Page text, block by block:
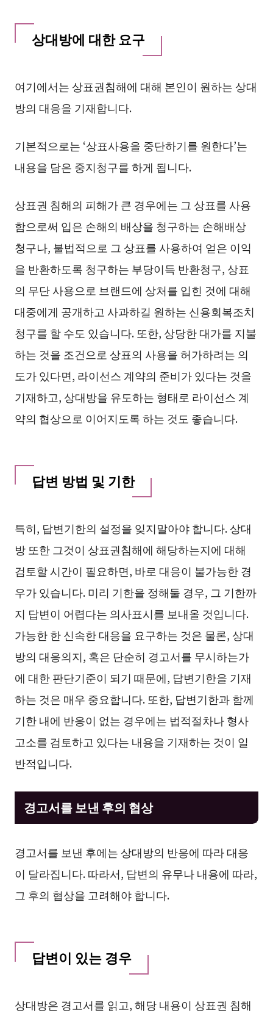
상대방에 대한 요구
여기에서는 상표권침해에 대해 본인이 원하는 상대
방의 대응을 기재합니다.
기본적으로는 ‘상표사용을 중단하기를 원한다’는
내용을 담은 중지청구를 하게 됩니다.
상표권 침해의 피해가 큰 경우에는 그 상표를 사용
함으로써 입은 손해의 배상을 청구하는 손해배상
청구나, 불법적으로 그 상표를 사용하여 얻은 이익
을 반환하도록 청구하는 부당이득 반환청구, 상표
의 무단 사용으로 브랜드에 상처를 입힌 것에 대해
대중에게 공개하고 사과하길 원하는 신용회복조치
청구를 할 수도 있습니다. 또한, 상당한 대가를 지불
하는 것을 조건으로 상표의 사용을 허가하려는 의
도가 있다면, 라이선스 계약의 준비가 있다는 것을
기재하고, 상대방을 유도하는 형태로 라이선스 계
약의 협상으로 이어지도록 하는 것도 좋습니다.
답변 방법 및 기한
특히, 답변기한의 설정을 잊지말아야 합니다. 상대
방 또한 그것이 상표권침해에 해당하는지에 대해
검토할 시간이 필요하면, 바로 대응이 불가능한 경
우가 있습니다. 미리 기한을 정해둘 경우, 그 기한까
지 답변이 어렵다는 의사표시를 보내올 것입니다.
가능한 한 신속한 대응을 요구하는 것은 물론, 상대
방의 대응의지, 혹은 단순히 경고서를 무시하는가
에 대한 판단기준이 되기 때문에, 답변기한을 기재
하는 것은 매우 중요합니다. 또한, 답변기한과 함께
기한 내에 반응이 없는 경우에는 법적절차나 형사
고소를 검토하고 있다는 내용을 기재하는 것이 일
반적입니다.
경고서를 보낸 후의 협상
경고서를 보낸 후에는 상대방의 반응에 따라 대응
이 달라집니다. 따라서, 답변의 유무나 내용에 따라,
그 후의 협상을 고려해야 합니다.
답변이 있는 경우
상대방은 경고서를 읽고, 해당 내용이 상표권 침해